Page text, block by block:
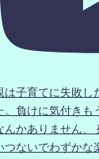
は子育てに失敗し
。負けに気付きも
んかありません、
つないでわずかな